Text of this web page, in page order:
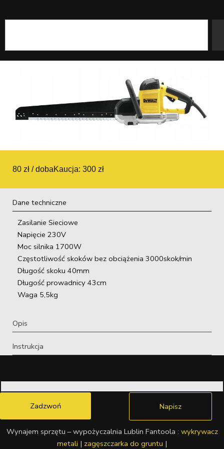
80 zł / dobaKaucja: 300 zł
Dane techniczne
Opis
Instrukcja
Zasilanie Sieciowe
Napięcie 230V
Moc silnika 1700W
Częstotliwość skoków bez obciążenia 3000skok/min
Długość skoku 40mm
Długość prowadnicy 43cm
Waga 5,5kg
Zadzwoń Napisz
Wynajem sprzętu – wypożyczalnia Lublin Fantoola : wykrywacz
metali | zagęszczarka do gruntu |